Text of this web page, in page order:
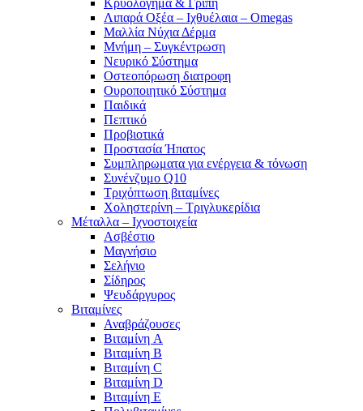
Κρυολόγημα & Γρίπη
Λιπαρά Οξέα – Ιχθυέλαια – Omegas
Μαλλία Νύχια Δέρμα
Μνήμη – Συγκέντρωση
Νευρικό Σύστημα
Οστεοπόρωση διατροφη
Ουροποιητικό Σύστημα
Παιδικά
Πεπτικό
Προβιοτικά
Προστασία Ήπατος
Συμπληρωματα για ενέργεια & τόνωση
Συνένζυμο Q10
Τριχόπτωση βιταμίνες
Χοληστερίνη – Τριγλυκερίδια
Μέταλλα – Ιχνοστοιχεία
Ασβέστιο
Μαγνήσιο
Σελήνιο
Σίδηρος
Ψευδάργυρος
Βιταμίνες
Αναβράζουσες
Βιταμίνη A
Βιταμίνη B
Βιταμίνη C
Βιταμίνη D
Βιταμίνη E